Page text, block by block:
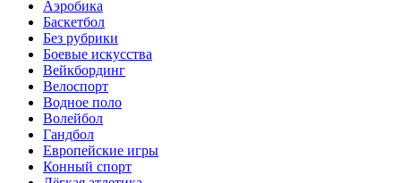
Аэробика
Баскетбол
Без рубрики
Боевые искусства
Вейкбординг
Велоспорт
Водное поло
Волейбол
Гандбол
Европейские игры
Конный спорт